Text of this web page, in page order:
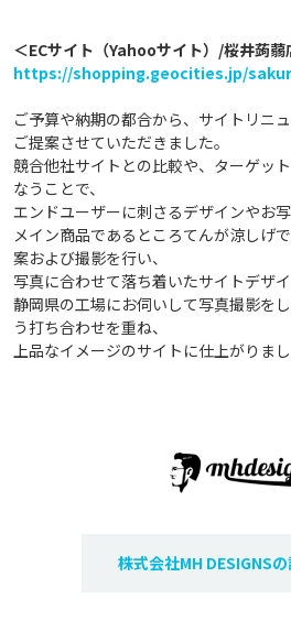
＜ECサイト（Yahooサイト）/桜井蒟蒻
https://shopping.geocities.jp/
ご予算や納期の都合から、サイトリニ
ご提案させていただきました。
競合他社サイトとの比較や、ターゲッ
なうことで、
エンドユーザーに刺さるデザインやお写
メイン商品であるところてんが涼しげ
案および撮影を行い、
写真に合わせて落ち着いたサイトデザ
静岡県の工場にお伺いして写真撮影を
う打ち合わせを重ね、
上品なイメージのサイトに仕上がりまし
株式会社MH DESIGNS